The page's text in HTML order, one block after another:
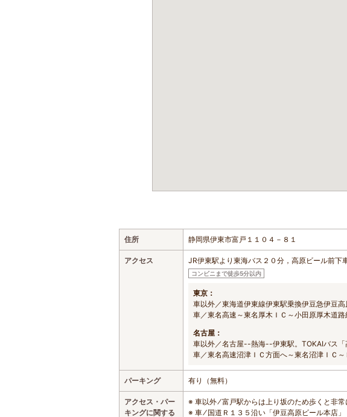
住所 静岡県伊東市富戸１１０４－８１
アクセス JR伊東駅より東海バス２０分，高原ビール前下
コンビニまで徒歩5分以内
東京：
車以外／東海道伊東線伊東駅乗換伊豆急伊豆
車／東名高速～東名厚木ＩＣ～小田原厚木道
名古屋：
車以外／名古屋--熱海--伊東駅。TOKAIバス「
車／東名高速沼津ＩＣ方面へ～東名沼津ＩＣ
パーキング 有り（無料）
アクセス・パー
キングに関する
※ 車以外 ⁄ 富戸駅からは上り坂のため歩くと非
※ 車 ⁄ 国道Ｒ１３５沿い「伊豆高原ビール本店